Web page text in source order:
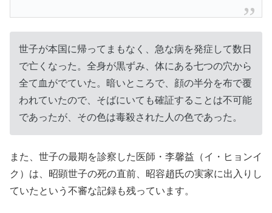
世子が本国に帰ってまもなく、急な病を発症して数日
で亡くなった。全身が黒ずみ、体にある七つの穴から
全て血がでていた。暗いところで、顔の半分を布で覆
われていたので、そばにいても確証することは不可能
であったが、その色は毒殺された人の色であった。
また、世子の最期を診察した医師・李馨益（イ・ヒョンイ
ク）は、昭顕世子の死の直前、昭容趙氏の実家に出入りし
ていたという不審な記録も残っています。